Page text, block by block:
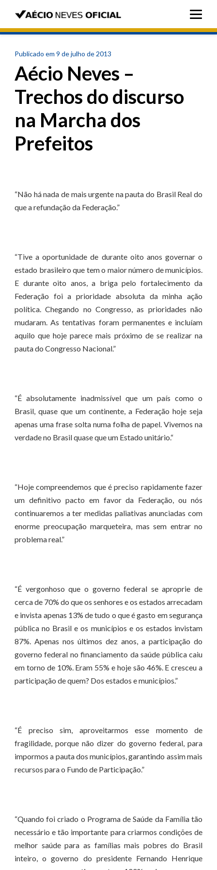
Publicado em 9 de julho de 2013
Aécio Neves –
Trechos do discurso
na Marcha dos
Prefeitos
“Não há nada de mais urgente na pauta do Brasil Real do
que a refundação da Federação.”
“Tive a oportunidade de durante oito anos governar o
estado brasileiro que tem o maior número de municípios.
E durante oito anos, a briga pelo fortalecimento da
Federação foi a prioridade absoluta da minha ação
política. Chegando no Congresso, as prioridades não
mudaram. As tentativas foram permanentes e incluíam
aquilo que hoje parece mais próximo de se realizar na
pauta do Congresso Nacional.”
“É absolutamente inadmissível que um país como o
Brasil, quase que um continente, a Federação hoje seja
apenas uma frase solta numa folha de papel. Vivemos na
verdade no Brasil quase que um Estado unitário.“
“Hoje compreendemos que é preciso rapidamente fazer
um definitivo pacto em favor da Federação, ou nós
continuaremos a ter medidas paliativas anunciadas com
enorme preocupação marqueteira, mas sem entrar no
problema real.”
“É vergonhoso que o governo federal se aproprie de
cerca de 70% do que os senhores e os estados arrecadam
e invista apenas 13% de tudo o que é gasto em segurança
pública no Brasil e os municípios e os estados invistam
87%. Apenas nos últimos dez anos, a participação do
governo federal no financiamento da saúde pública caiu
em torno de 10%. Eram 55% e hoje são 46%. E cresceu a
participação de quem? Dos estados e municípios.”
“É preciso sim, aproveitarmos esse momento de
fragilidade, porque não dizer do governo federal, para
impormos a pauta dos municípios, garantindo assim mais
recursos para o Fundo de Participação.”
“Quando foi criado o Programa de Saúde da Família tão
necessário e tão importante para criarmos condições de
melhor saúde para as famílias mais pobres do Brasil
inteiro, o governo do presidente Fernando Henrique